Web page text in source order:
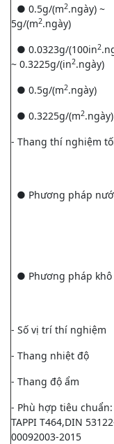
● 0.5g/(m2.ngày) ~
5g/(m2.ngày)
● 0.0323g/(100in2
~ 0.3225g/(in2.ngày)
● 0.5g/(m2.ngày)
● 0.3225g/(m2.ngày)
- Thang thí nghiệm
● Phương pháp
● Phương pháp khô
- Số vị trí thí nghiệm
- Thang nhiệt độ
- Thang độ ẩm
- Phù hợp tiêu chuẩn:
TAPPI T464,DIN
00092003-2015